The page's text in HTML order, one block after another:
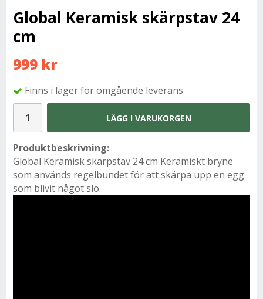
Global Keramisk skärpstav 24
cm
999 kr
Finns i lager för omgående leverans
LÄGG I VARUKORGEN
Produktbeskrivning:
Global Keramisk skärpstav 24 cm Keramiskt bryne
som används regelbundet för att skärpa upp en egg
som blivit något slö.